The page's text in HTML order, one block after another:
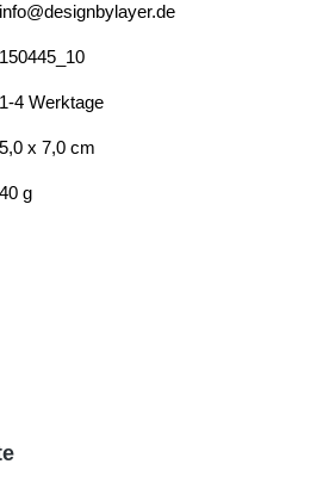
info@designbylayer.de
150445_10
1-4 Werktage
5,0 x 7,0 cm
40 g